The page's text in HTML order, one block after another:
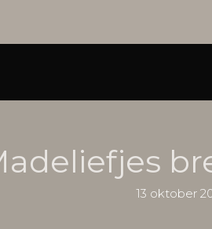
13 oktober